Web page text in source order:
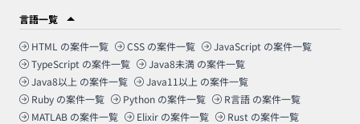
言語一覧
HTML の案件一覧 CSS の案件一覧 JavaScript の案件一覧
TypeScript の案件一覧 Java8未満 の案件一覧
Java8以上 の案件一覧 Java11以上 の案件一覧
Ruby の案件一覧 Python の案件一覧 R言語 の案件一覧
MATLAB の案件一覧 Elixir の案件一覧 Rust の案件一覧